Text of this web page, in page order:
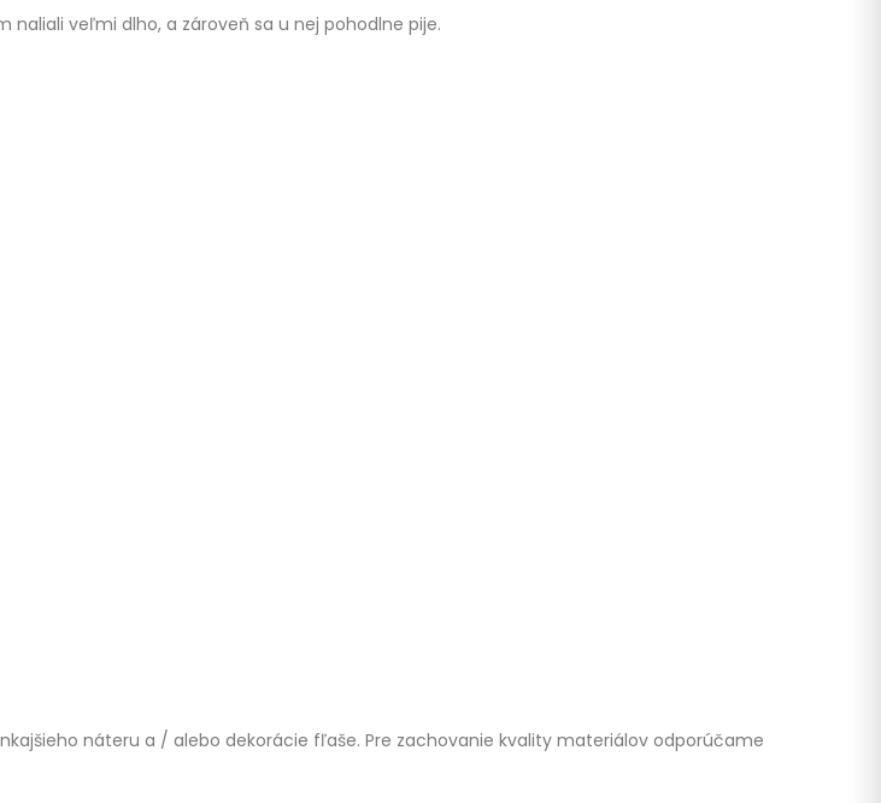
veľmi dlho, a zároveň sa u nej pohodlne pije.
náteru a / alebo dekorácie fľaše. Pre zachovanie kvality materiálov odporúčame